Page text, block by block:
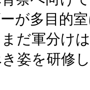
が多目的
だ軍分け
姿を研修